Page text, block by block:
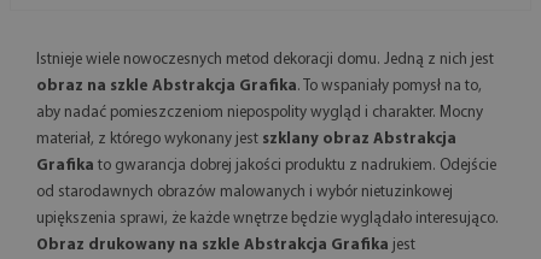
Istnieje wiele nowoczesnych metod dekoracji domu. Jedną z nich jest
obraz na szkle Abstrakcja Grafika. To wspaniały pomysł na to,
aby nadać pomieszczeniom niepospolity wygląd i charakter. Mocny
materiał, z którego wykonany jest szklany obraz Abstrakcja
Grafika to gwarancja dobrej jakości produktu z nadrukiem. Odejście
od starodawnych obrazów malowanych i wybór nietuzinkowej
upiększenia sprawi, że każde wnętrze będzie wyglądało interesująco.
Obraz drukowany na szkle Abstrakcja Grafika jest